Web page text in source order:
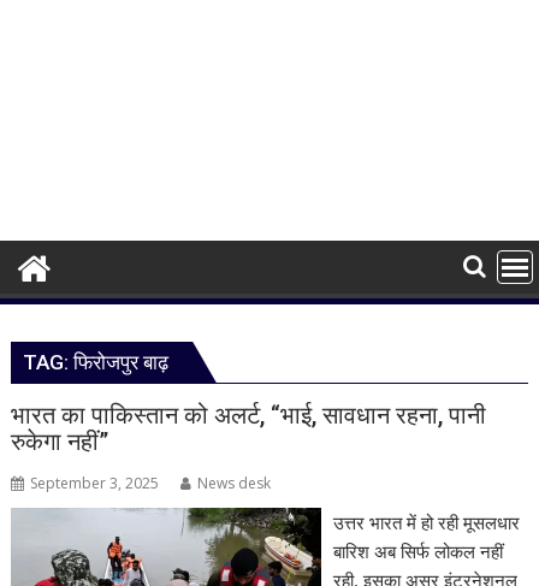
TAG:फिरोजपुर बाढ़
भारत का पाकिस्तान को अलर्ट, “भाई, सावधान रहना, पानी
रुकेगा नहीं”
September 3, 2025 News desk
उत्तर भारत में हो रही मूसलधार
बारिश अब सिर्फ लोकल नहीं
रही, इसका असर इंटरनेशनल